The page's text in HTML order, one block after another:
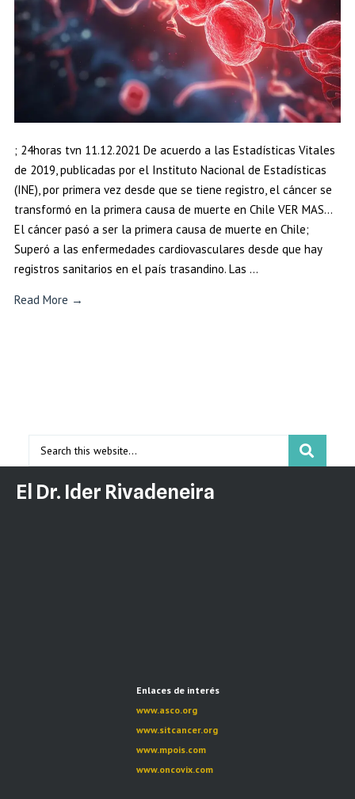
; 24horas tvn 11.12.2021 De acuerdo a las Estadísticas Vitales
de 2019, publicadas por el Instituto Nacional de Estadísticas
(INE), por primera vez desde que se tiene registro, el cáncer se
transformó en la primera causa de muerte en Chile VER MAS…
El cáncer pasó a ser la primera causa de muerte en Chile;
Superó a las enfermedades cardiovasculares desde que hay
registros sanitarios en el país trasandino. Las …
Read More →
El Dr. Ider Rivadeneira
Enlaces de interés
www.asco.org
www.sitcancer.org
www.mpois.com
www.oncovix.com